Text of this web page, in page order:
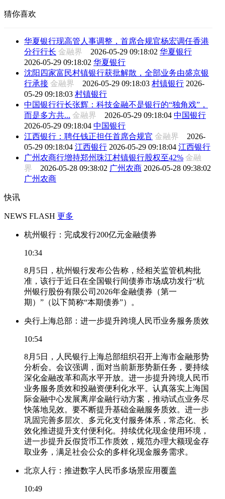
猜你喜欢
华夏银行现高管人事调整，首席合规官杨宏调任香港
分行行长 金融界 2026-05-29 09:18:02 华夏银行
2026-05-29 09:18:02 华夏银行
沈阳四家富民村镇银行获批解散，全部业务由盛京银
行承接 金融界 2026-05-29 09:18:03 村镇银行 2026-
05-29 09:18:03 村镇银行
中国银行行长张辉：科技金融不是银行的“独角戏”，
而是多方共... 金融界 2026-05-29 09:18:04 中国银行
2026-05-29 09:18:04 中国银行
江西银行：聘任钱正担任首席合规官 金融界 2026-
05-29 09:18:04 江西银行 2026-05-29 09:18:04 江西银行
广州农商行增持郑州珠江村镇银行股权至42% 金融
界 2026-05-28 09:38:02 广州农商 2026-05-28 09:38:02
广州农商
快讯
NEWS FLASH 更多
杭州银行：完成发行200亿元金融债券
10:34
8月5日，杭州银行发布公告称，经相关监管机构批
准，该行于近日在全国银行间债券市场成功发行“杭
州银行股份有限公司2026年金融债券（第一
期）”（以下简称“本期债券”）。
央行上海总部：进一步提升跨境人民币业务服务质效
10:54
8月5日，人民银行上海总部组织召开上海市金融形势
分析会。会议强调，面对当前新形势新任务，要持续
深化金融改革和高水平开放。进一步提升跨境人民币
业务服务质效和投融资便利化水平。认真落实上海国
际金融中心发展离岸金融行动方案，推动试点业务尽
快落地见效。要不断提升基础金融服务质效。进一步
巩固完善多层次、多元化支付服务体系，常态化、长
效化推进提升支付便利化。持续优化现金使用环境，
进一步提升反假货币工作质效，规范办理大额现金存
取业务，满足社会公众的多样化现金服务需求。
北京人行：推进数字人民币多场景应用覆盖
10:49